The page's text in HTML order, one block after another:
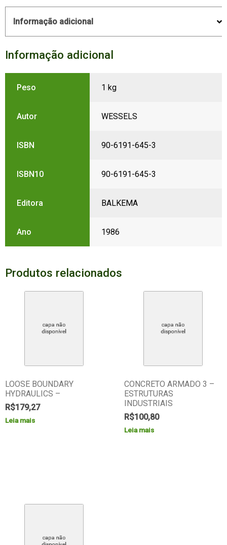
Informação adicional
Informação adicional
Peso 1 kg
Autor WESSELS
ISBN 90-6191-645-3
ISBN10 90-6191-645-3
Editora BALKEMA
Ano 1986
Produtos relacionados
LOOSE BOUNDARY
HYDRAULICS –
R$179,27
Leia mais
CONCRETO ARMADO 3 –
ESTRUTURAS
INDUSTRIAIS
R$100,80
Leia mais